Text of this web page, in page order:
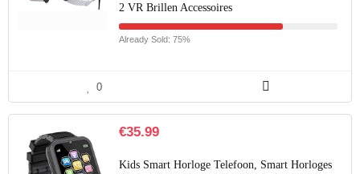
2 VR Brillen Accessoires
Already Sold: 75%
0
€35.99
Kids Smart Horloge Telefoon, Smart Horloges